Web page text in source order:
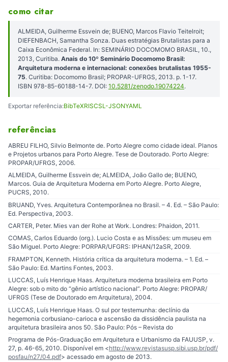
como citar
ALMEIDA, Guilherme Essvein de; BUENO, Marcos Flavio Teitelroit;
DIEFENBACH, Samantha Sonza. Duas estratégias Brutalistas para a
Caixa Econômica Federal. In: SEMINÁRIO DOCOMOMO BRASIL, 10.,
2013, Curitiba. Anais do 10º Seminário Docomomo Brasil:
Arquitetura moderna e internacional: conexões brutalistas 1955-
75. Curitiba: Docomomo Brasil; PROPAR-UFRGS, 2013. p. 1-17.
ISBN 978-85-60188-14-7. DOI: 10.5281/zenodo.19074224.
Exportar referência:BibTeXRISCSL-JSONYAML
referências
ABREU FILHO, Silvio Belmonte de. Porto Alegre como cidade ideal. Planos
e Projetos urbanos para Porto Alegre. Tese de Doutorado. Porto Alegre:
PROPAR/UFRGS, 2006.
ALMEIDA, Guilherme Essvein de; ALMEIDA, João Gallo de; BUENO,
Marcos. Guia de Arquitetura Moderna em Porto Alegre. Porto Alegre,
PUCRS, 2010.
BRUAND, Yves. Arquitetura Contemporânea no Brasil. – 4. Ed. – São Paulo:
Ed. Perspectiva, 2003.
CARTER, Peter. Mies van der Rohe at Work. Londres: Phaidon, 2011.
COMAS, Carlos Eduardo (org.). Lucio Costa e as Missões: um museu em
São Miguel. Porto Alegre: PORPAR/UFGRS: IPHAN/12aSR, 2009.
FRAMPTON, Kenneth. História crítica da arquitetura moderna. – 1. Ed. –
São Paulo: Ed. Martins Fontes, 2003.
LUCCAS, Luís Henrique Haas. Arquitetura moderna brasileira em Porto
Alegre: sob o mito do “gênio artístico nacional”. Porto Alegre: PROPAR/
UFRGS (Tese de Doutorado em Arquitetura), 2004.
LUCCAS, Luís Henrique Haas. O sul por testemunha: declínio da
hegemonia corbusiano-carioca e ascensão da dissidência paulista na
arquitetura brasileira anos 50. São Paulo: Pós – Revista do
Programa de Pós-Graduação em Arquitetura e Urbanismo da FAUUSP, v.
27, p. 46-65, 2010. Disponível em <http://www.revistasusp.sibi.usp.br/pdf/
posfau/n27/04.pdf> acessado em agosto de 2013.